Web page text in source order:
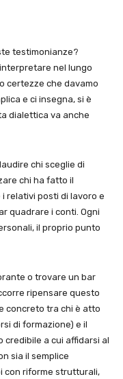
testimonianze?
nel lungo
certezze che davamo
e ci insegna, si è
dialettica va anche
chi sceglie di
chi ha fatto il
relativi posti di lavoro e
quadrare i conti. Ogni
il proprio punto
o trovare un bar
ripensare questo
concreto tra chi è atto
di formazione) e il
credibile a cui affidarsi al
sia il semplice
con riforme strutturali,